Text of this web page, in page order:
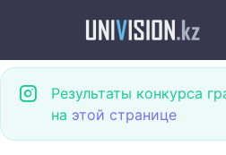
Результаты конкурса
на этой странице